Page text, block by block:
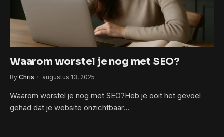
Waarom worstel je nog met SEO?
By Chris augustus 13, 2025
Waarom worstel je nog met SEO?Heb je ooit het gevoel
gehad dat je website onzichtbaar…